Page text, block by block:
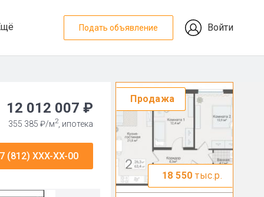
Подать объявление Войти
12 012 007 ₽
355 385 ₽/м2, ипотека
(812) XXX-XX-00
Продажа
18 550 тыс.р.